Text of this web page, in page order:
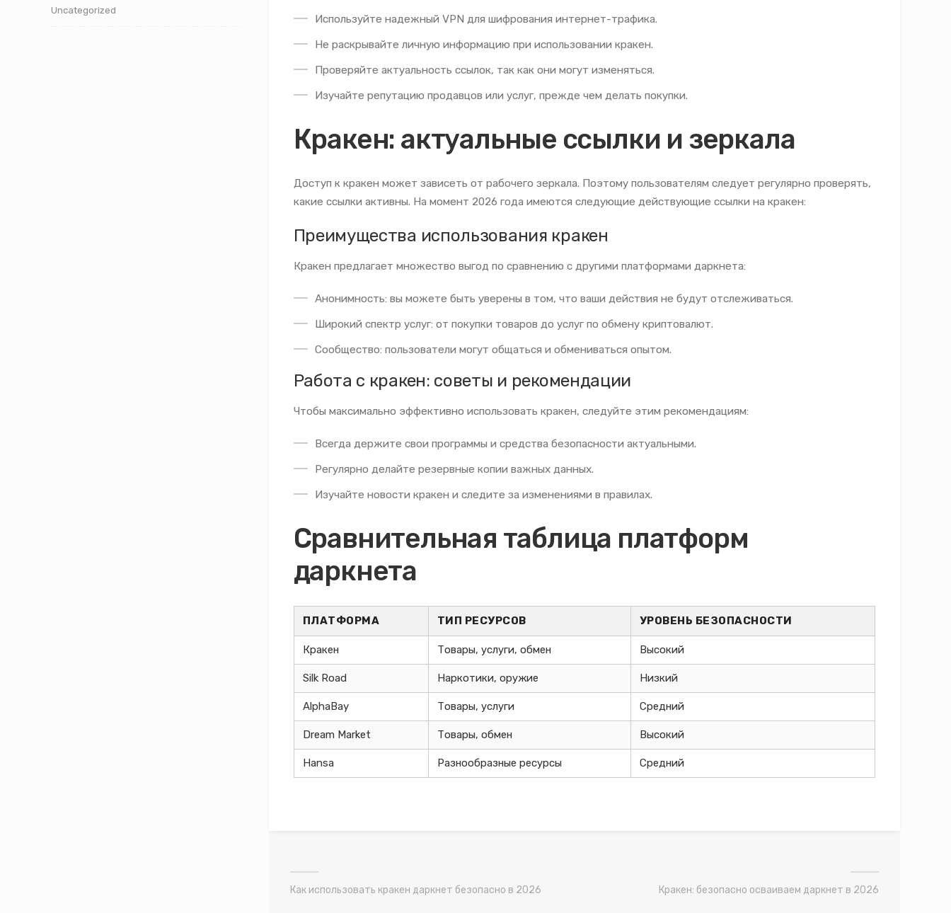
Используйте надежный VPN для шифрования интернет-трафика.
Не раскрывайте личную информацию при использовании кракен.
Проверяйте актуальность ссылок, так как они могут изменяться.
Изучайте репутацию продавцов или услуг, прежде чем делать покупки.
Кракен: актуальные ссылки и зеркала
Доступ к кракен может зависеть от рабочего зеркала. Поэтому пользователям следует регулярно проверять,
какие ссылки активны. На момент 2026 года имеются следующие действующие ссылки на кракен:
Преимущества использования кракен
Кракен предлагает множество выгод по сравнению с другими платформами даркнета:
Анонимность: вы можете быть уверены в том, что ваши действия не будут отслеживаться.
Широкий спектр услуг: от покупки товаров до услуг по обмену криптовалют.
Сообщество: пользователи могут общаться и обмениваться опытом.
Работа с кракен: советы и рекомендации
Чтобы максимально эффективно использовать кракен, следуйте этим рекомендациям:
Всегда держите свои программы и средства безопасности актуальными.
Регулярно делайте резервные копии важных данных.
Изучайте новости кракен и следите за изменениями в правилах.
Сравнительная таблица платформ
даркнета
ПЛАТФОРМА ТИП РЕСУРСОВ УРОВЕНЬ БЕЗОПАСНОСТИ
Кракен Товары, услуги, обмен Высокий
Silk Road Наркотики, оружие Низкий
AlphaBay Товары, услуги Средний
Dream Market Товары, обмен Высокий
Hansa Разнообразные ресурсы Средний
Как использовать кракен даркнет безопасно в 2026 Кракен: безопасно осваиваем даркнет в 2026
Uncategorized